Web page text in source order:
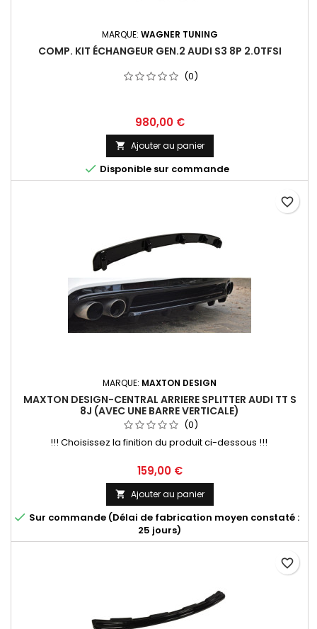
MARQUE: WAGNER TUNING
COMP. KIT ÉCHANGEUR GEN.2 AUDI S3 8P 2.0TFSI
(0)
Prix
980,00 €
 Ajouter au panier
 Disponible sur commande
MARQUE: MAXTON DESIGN
MAXTON DESIGN-CENTRAL ARRIERE SPLITTER AUDI TT S
8J (AVEC UNE BARRE VERTICALE)
(0)
!!! Choisissez la finition du produit ci-dessous !!!
Prix
159,00 €
 Ajouter au panier
 Sur commande (Délai de fabrication moyen constaté :
25 jours)
favorite_border
favorite_border